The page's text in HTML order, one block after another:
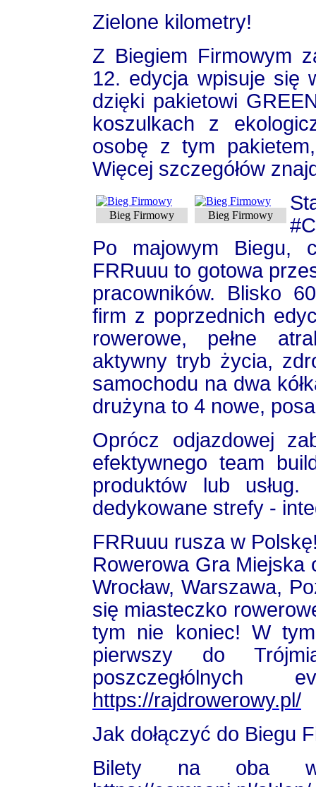
Zielone kilometry!
Z Biegiem Firmowym
12. edycja wpisuje się
dzięki pakietowi
koszulkach z
osobę z tym
Więcej szczegółów
Bieg Firmowy Bieg Firmowy
Po majowym Biegu,
FRRuuu to gotowa
pracowników. Blisko
firm z poprzednich
rowerowe, pełne
aktywny tryb życia,
samochodu na dwa
drużyna to 4 nowe,
Oprócz odjazdowej
efektywnego team
produktów lub
dedykowane strefy -
FRRuuu rusza w
Rowerowa Gra Miejska
Wrocław, Warszawa,
się miasteczko
tym nie koniec! W
pierwszy do
poszczegłólnych
https://rajdrowerowy.pl/
Jak dołączyć do Biegu
Bilety na oba